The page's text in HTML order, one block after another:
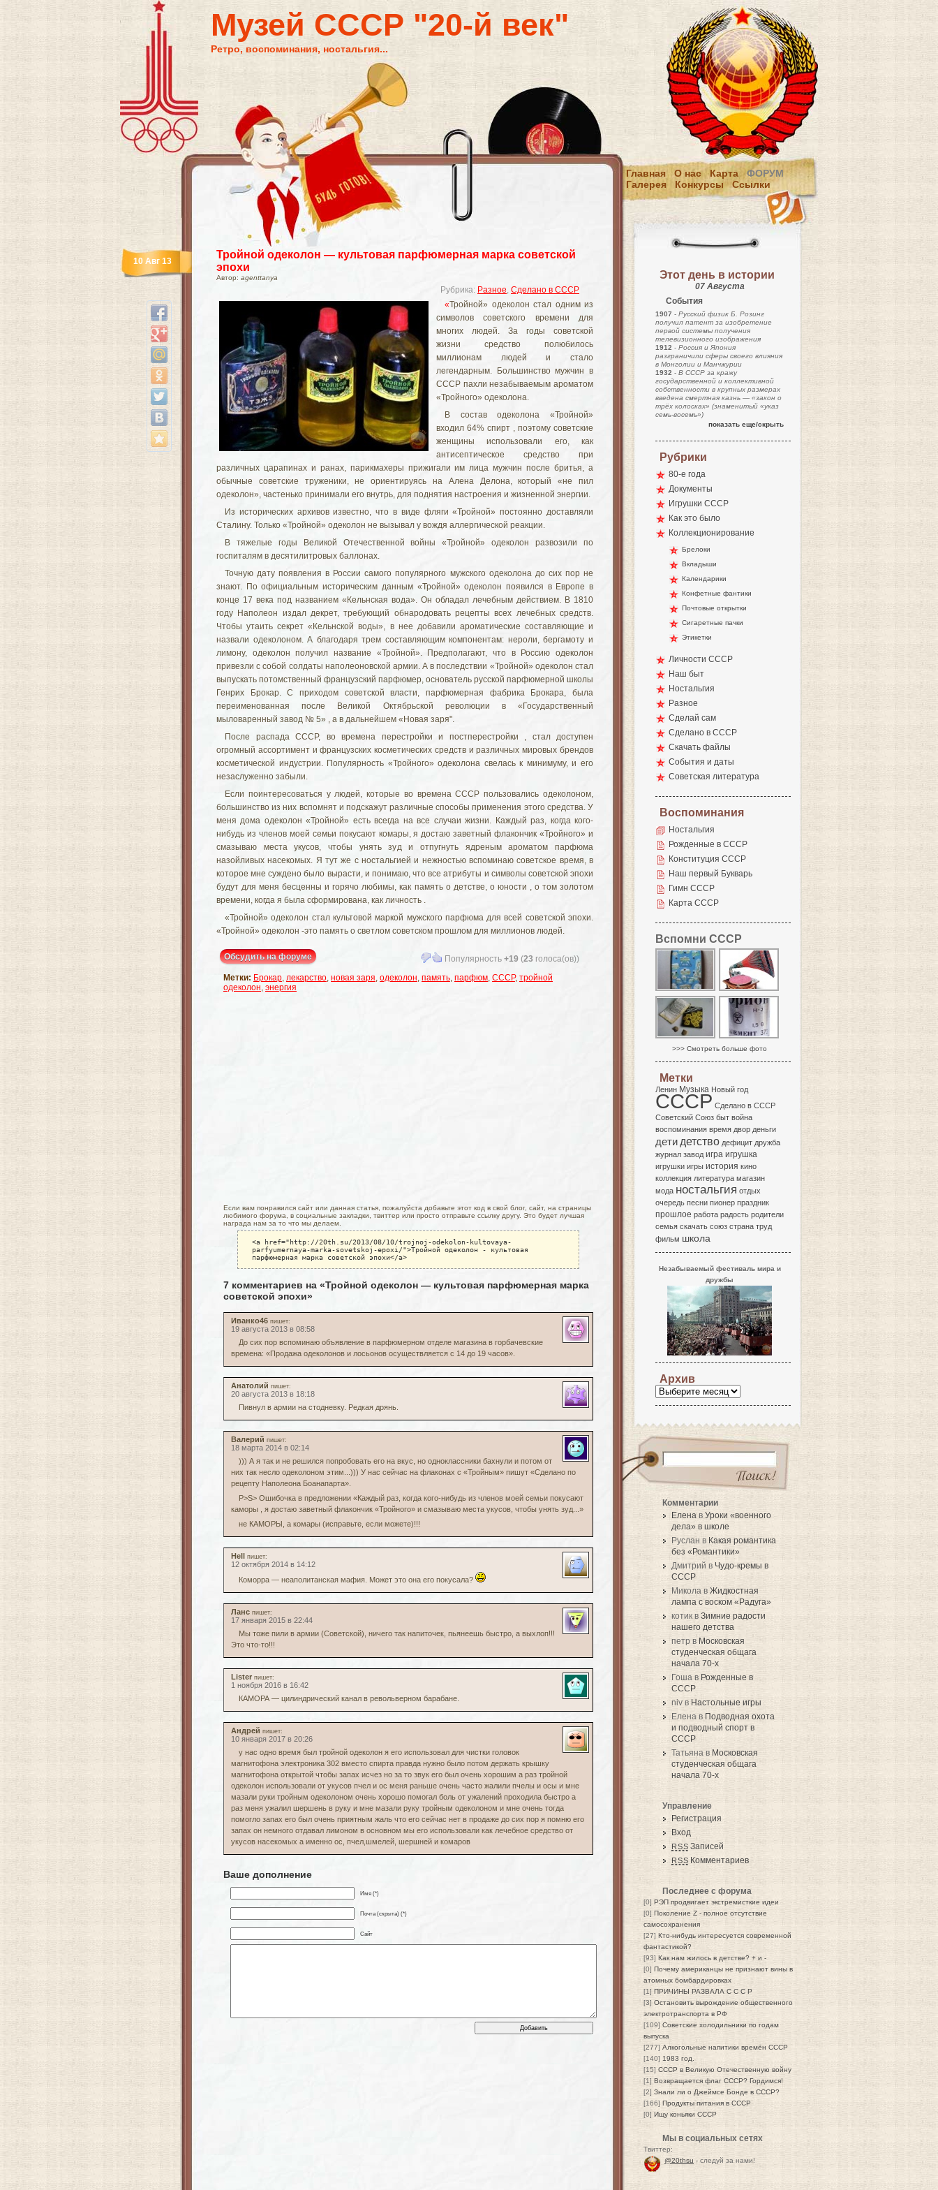
Музей СССР "20-й век"
Ретро, воспоминания, ностальгия...
Главная О нас Карта
ФОРУМ
Галерея
Конкурсы Ссылки
Тройной одеколон — культовая парфюмерная марка советской
эпохи
Автор: agenttanya
Рубрика: Разное, Сделано в СССР
10 Авг 13
«Тройной» одеколон стал одним из
символов советского времени для
многих людей. За годы советской
жизни средство полюбилось
миллионам людей и стало
легендарным. Большинство мужчин в
СССР пахли незабываемым ароматом
«Тройного» одеколона.
В состав одеколона «Тройной»
входил 64% спирт , поэтому советские
женщины использовали его, как
антисептическое средство при
различных царапинах и ранах, парикмахеры прижигали им лица мужчин после бритья, а
обычные советские труженики, не ориентируясь на Алена Делона, который «не пил
одеколон», частенько принимали его внутрь, для поднятия настроения и жизненной энергии.
Из исторических архивов известно, что в виде фляги «Тройной» постоянно доставляли
Сталину. Только «Тройной» одеколон не вызывал у вождя аллергической реакции.
В тяжелые годы Великой Отечественной войны «Тройной» одеколон развозили по
госпиталям в десятилитровых баллонах.
Точную дату появления в России самого популярного мужского одеколона до сих пор не
знают. По официальным историческим данным «Тройной» одеколон появился в Европе в
конце 17 века под названием «Кельнская вода». Он обладал лечебным действием. В 1810
году Наполеон издал декрет, требующий обнародовать рецепты всех лечебных средств.
Чтобы утаить секрет «Кельнской воды», в нее добавили ароматические составляющие и
назвали одеколоном. А благодаря трем составляющим компонентам: нероли, бергамоту и
лимону, одеколон получил название «Тройной». Предполагают, что в Россию одеколон
привезли с собой солдаты наполеоновской армии. А в последствии «Тройной» одеколон стал
выпускать потомственный французский парфюмер, основатель русской парфюмерной школы
Генрих
Брокар. С приходом советской власти, парфюмерная фабрика Брокара, была
переименованная после Великой Октябрьской революции в «Государственный
мыловаренный завод № 5» , а в дальнейшем «Новая заря".
После распада СССР, во времена перестройки и постперестройки , стал доступен
огромный ассортимент и французских косметических средств и различных мировых брендов
косметической индустрии. Популярность «Тройного» одеколона свелась к минимуму, и его
незаслуженно забыли.
Если поинтересоваться у людей, которые во времена СССР пользовались одеколоном,
большинство из них вспомнят и подскажут различные способы применения этого средства. У
меня дома одеколон «Тройной» есть всегда на все случаи жизни. Каждый раз, когда кого-
нибудь из членов моей семьи покусают комары, я достаю заветный флакончик «Тройного» и
смазываю места укусов, чтобы унять зуд и отпугнуть ядреным ароматом парфюма
назойливых насекомых. Я тут же с ностальгией и нежностью вспоминаю советское время, в
которое мне суждено было вырасти, и понимаю, что все атрибуты и символы советской эпохи
будут для меня бесценны и горячо любимы, как память о детстве, о юности , о том золотом
времени, когда я была сформирована, как личность .
«Тройной» одеколон стал культовой маркой мужского парфюмадля всей советской эпохи.
«Тройной» одеколон -это память о светлом советском прошлом для миллионов людей.
Обсудить на форуме Популярность +19 (23 голоса(ов))
Метки: Брокар, лекарство, новая заря, одеколон, память, парфюм, СССР, тройной
одеколон, энергия
Если вам понравился сайт или данная статья, пожалуйста добавьте этот код в свой блог, сайт, на страницы
любимого форума, в социальные закладки, твиттер или просто отправьте ссылку другу. Это будет лучшая
награда нам за то что мы делаем.
<a href="http://20th.su/2013/08/10/trojnoj-odekolon-kultovaya-
parfyumernaya-marka-sovetskoj-epoxi/">Тройной одеколон - культовая
парфюмерная марка советской эпохи</a>
7 комментариев на «Тройной одеколон — культовая парфюмерная марка
советской эпохи»
Иванко46 пишет:
19 августа 2013 в 08:58
До сих пор вспоминаю объявление в парфюмерном отделе магазина в горбачевские
времена: «Продажа одеколонов и лосьонов осуществляется с 14 до 19 часов».
Анатолий пишет:
20 августа 2013 в 18:18
Пивнул в армии на стодневку. Редкая дрянь.
Валерий пишет:
18 марта 2014 в 02:14
))) А я так и не решился попробовать его на вкус, но одноклассники бахнули и потом от
них так несло одеколоном этим...))) У нас сейчас на флаконах с «Тройным» пишут «Сделано по
рецепту Наполеона Боанапарта».
P>S> Ошибочка в предложении «Каждый раз, когда кого-нибудь из членов моей семьи покусают
каморы , я достаю заветный флакончик «Тройного» и смазываю места укусов, чтобы унять зуд...»
не КАМОРЫ, а комары (исправьте, если можете)!!!
Hell пишет:
12 октября 2014 в 14:12
Коморра — неаполитанская мафия. Может это она его покусала?
Ланс пишет:
17 января 2015 в 22:44
Мы тоже пили в армии (Советской), ничего так напиточек, пьянеешь быстро, а выхлоп!!!
Это что-то!!!
Lister пишет:
1 ноября 2016 в 16:42
КАМОРА — цилиндрический канал в револьверном барабане.
Андрей пишет:
10 января 2017 в 20:26
у нас одно время был тройной одеколон я его использовал для чистки головок
магнитофона электроника 302 вместо спирта правда нужно было потом держать крышку
магнитофона открытой чтобы запах исчез но за то звук его был очень хорошим а раз тройной
одеколон использовали от укусов пчел и ос меня раньше очень часто жалили пчелы и осы и мне
мазали руки тройным одеколоном очень хорошо помогал боль от ужалений проходила быстро а
раз меня ужалил шершень в руку и мне мазали руку тройным одеколоном и мне очень тогда
помогло запах его был очень приятным жаль что его сейчас нет в продаже до сих пор я помню его
запах он немного отдавал лимоном в основном мы его использовали как лечебное средство от
укусов насекомых а именно ос, пчел,шмелей, шершней и комаров
Ваше дополнение
Имя (*)
Почта (скрыта) (*)
Сайт
Этот день в истории
07 Августа
События
1907 - Русский физик Б. Розинг
получил патент за изобретение
первой системы получения
телевизионного изображения
1912 - Россия и Япония
разграничили сферы своего влияния
в Монголии и Манчжурии
1932 - В СССР за кражу
государственной и коллективной
собственности в крупных размерах
введена смертная казнь — «закон о
трёх колосках» (знаменитый «указ
семь-восемь»)
показать еще/скрыть
Рубрики
80-е года
Документы
Игрушки СССР
Как это было
Коллекционирование
Брелоки
Вкладыши
Календарики
Конфетные фантики
Почтовые открытки
Сигаретные пачки
Этикетки
Личности СССР
Наш быт
Ностальгия
Разное
Сделай сам
Сделано в СССР
Скачать файлы
События и даты
Советская литература
Воспоминания
Ностальгия
Рожденные в СССР
Конституция СССР
Наш первый Букварь
Гимн СССР
Карта СССР
Вспомни СССР
>>> Смотреть больше фото
Метки
Ленин Музыка Новый год
СССР Сделано в СССР
Советский Союз быт война
воспоминания время двор деньги
дети детство дефицит дружба
журнал завод игра игрушка
игрушки игры история кино
коллекция литература магазин
мода ностальгия отдых
очередь песни пионер праздник
прошлое работа радость родители
семья скачать союз страна труд
фильм школа
Незабываемый фестиваль мира и
дружбы
Архив
Комментарии
Елена в Уроки «военного
дела» в школе
Руслан в Какая романтика
без «Романтики»
Дмитрий в Чудо-кремы в
СССР
Микола в Жидкостная
лампа с воском «Радуга»
котик в Зимние радости
нашего детства
петр в Московская
студенческая общага
начала 70-х
Гоша в Рожденные в
СССР
niv в Настольные игры
Елена в Подводная охота
и подводный спорт в
СССР
Татьяна в Московская
студенческая общага
начала 70-х
Управление
Регистрация
Вход
RSS Записей
RSS Комментариев
Последнее с форума
[0] РЭП продвигает экстремисткие идеи
[0] Поколение Z - полное отсутствие
самосохранения
[27] Кто-нибудь интересуется современной
фантастикой?
[93] Как нам жилось в детстве? + и -
[0] Почему американцы не признают вины в
атомных бомбардировках
[1] ПРИЧИНЫ РАЗВАЛА С С С Р
[3] Остановить вырождение общественного
электротранспорта в РФ
[109] Советские холодильники по годам
выпуска
[277] Алкогольные напитики времён СССР
[140] 1983 год.
[15] СССР в Великую Отечественную войну
[1] Возвращается флаг СССР? Гордимся!
[2] Знали ли о Джеймсе Бонде в СССР?
[166] Продукты питания в СССР
[0] Ищу коньяки СССР
Мы в социальных сетях
Твиттер:
@20thsu - следуй за нами!